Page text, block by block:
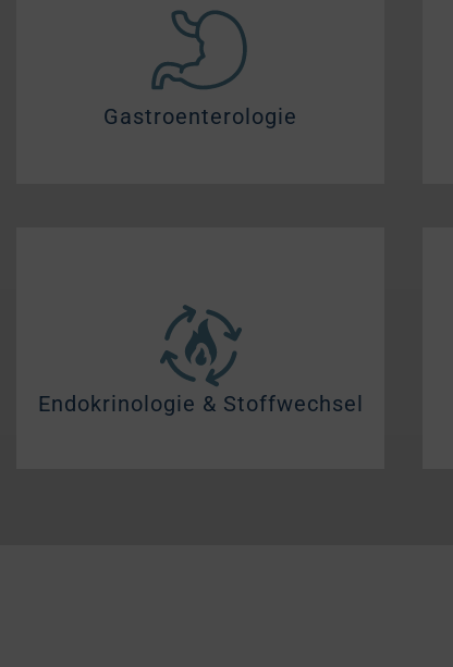
Gastroenterologie
Endokrinologie & Stoffwechsel